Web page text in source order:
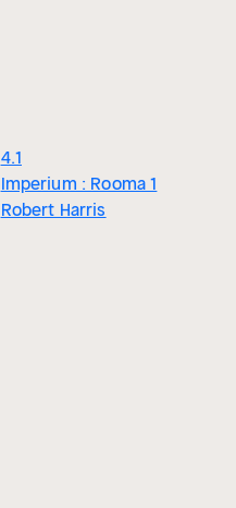
4.1
Imperium : Rooma 1
Robert Harris